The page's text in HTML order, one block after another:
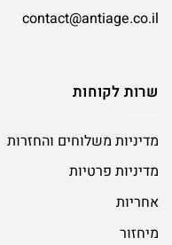
contact@antiage.co.il
שרות לקוחות
מדיניות משלוחים והחזרות
מדיניות פרטיות
אחריות
מיחזור